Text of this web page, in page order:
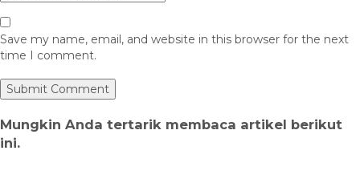
Save my name, email, and website in this browser for the next
time I comment.
Mungkin Anda tertarik membaca artikel berikut
ini.